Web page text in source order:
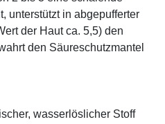
unterstützt in abgepufferter
der Haut ca. 5,5) den
den Säureschutzmantel
wasserlöslicher Stoff